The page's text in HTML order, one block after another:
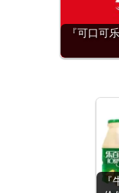
『可口可
『